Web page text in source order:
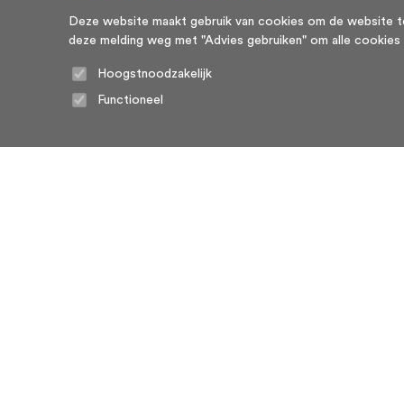
Deze website maakt gebruik van cookies om de
deze melding weg met "Advies gebruiken" om alle
Hoogstnoodzakelijk
Functioneel